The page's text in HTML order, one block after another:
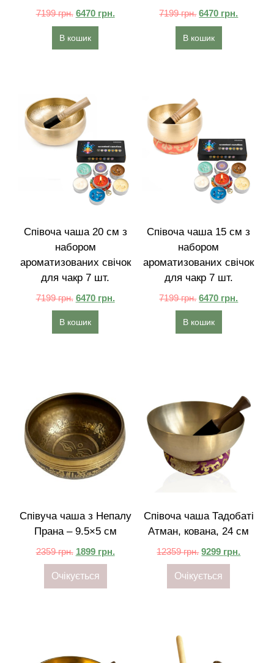
7199грн. 6470 грн.
В кошик
7199грн. 6470 грн.
В кошик
Співоча чаша 20 см з
набором
ароматизованих свічок
для чакр 7 шт.
7199грн. 6470 грн.
В кошик
Співоча чаша 15 см з
набором
ароматизованих свічок
для чакр 7 шт.
7199грн. 6470 грн.
В кошик
Співуча чаша з Непалу
Прана – 9.5×5 см
2359грн. 1899 грн.
Очікується
Співоча чаша Тадобаті
Атман, кована, 24 см
12359грн. 9299 грн.
Очікується